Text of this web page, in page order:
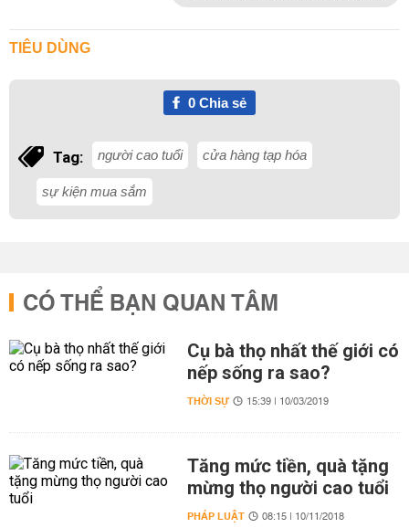
TIÊU DÙNG
0Chia sẻ
Tag: người cao tuổi cửa hàng tạp hóa
sự kiện mua sắm
CÓ THỂ BẠN QUAN TÂM
Cụ bà thọ nhất thế giới có
nếp sống ra sao?
THỜI SỰ 15:39 | 10/03/2019
Tăng mức tiền, quà tặng
mừng thọ người cao tuổi
PHÁP LUẬT 08:15 | 10/11/2018